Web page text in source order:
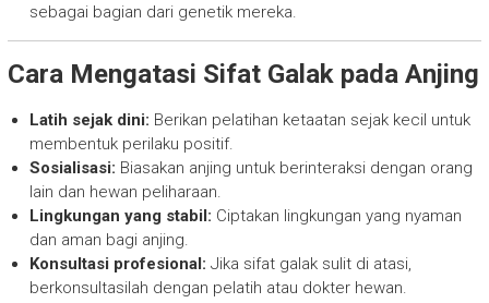
sebagai bagian dari genetik mereka.
Cara Mengatasi Sifat Galak pada Anjing
Latih sejak dini: Berikan pelatihan ketaatan sejak kecil untuk
membentuk perilaku positif.
Sosialisasi: Biasakan anjing untuk berinteraksi dengan orang
lain dan hewan peliharaan.
Lingkungan yang stabil: Ciptakan lingkungan yang nyaman
dan aman bagi anjing.
Konsultasi profesional: Jika sifat galak sulit di atasi,
berkonsultasilah dengan pelatih atau dokter hewan.